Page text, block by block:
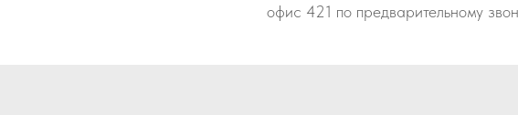
офис 421 по предварительному